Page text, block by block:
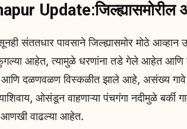
Update:जिल्ह्यासमोरील
संततधार पावसाने जिल्ह्यासमोर मोठे आव्हान
आहेत, त्यामुळे धरणांना तडे गेले आहेत आणि
दळणवळण विस्कळीत झाले आहे, असंख्य गावे
ओसंडून वाहणाऱ्या पंचगंगा नदीमुळे बर्की
वाढल्या आहेत.